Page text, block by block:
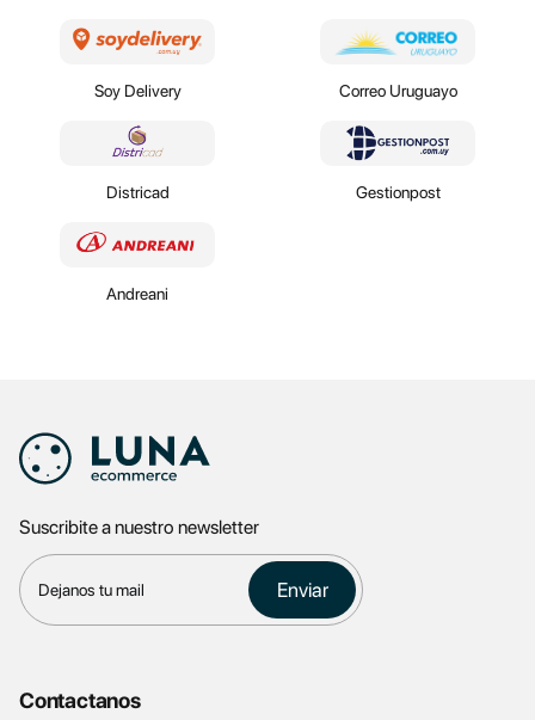
Soy Delivery Correo Uruguayo
Districad Gestionpost
Andreani
Suscribite a nuestro newsletter
Enviar
Contactanos